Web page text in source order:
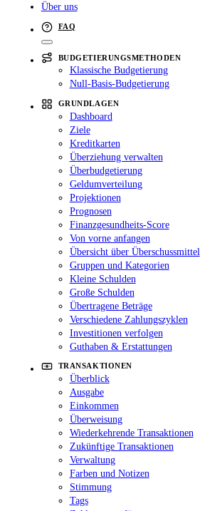
Über uns
FAQ
BUDGETIERUNGSMETHODEN
Klassische Budgetierung
Null-Basis-Budgetierung
GRUNDLAGEN
Dashboard
Ziele
Kreditkarten
Überziehung verwalten
Überbudgetierung
Geldumverteilung
Projektionen
Prognosen
Finanzgesundheits-Score
Von vorne anfangen
Übersicht über Überschussmittel
Gruppen und Kategorien
Kleine Schulden
Große Schulden
Übertragene Beträge
Verschiedene Zahlungszyklen
Investitionen verfolgen
Guthaben & Erstattungen
TRANSAKTIONEN
Überblick
Ausgabe
Einkommen
Überweisung
Wiederkehrende Transaktionen
Zukünftige Transaktionen
Verwaltung
Farben und Notizen
Stimmung
Tags